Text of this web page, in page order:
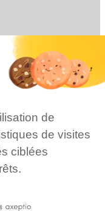
Mentions légales
Contact
de
de visites
ciblées